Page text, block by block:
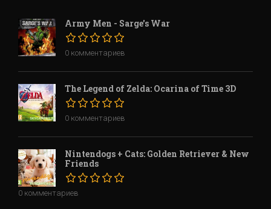
Army Men - Sarge's War
0 комментариев
The Legend of Zelda: Ocarina of Time 3D
0 комментариев
Nintendogs + Cats: Golden Retriever & New
Friends
0 комментариев